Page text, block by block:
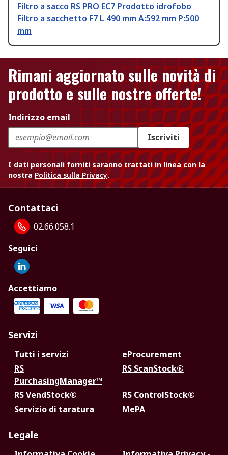
Filtro a sacco RS PRO EC7 Prodotto idrofobo
Filtro a sacchetto F7 L 490 mm A:592 mm P:500
mm
Rimani aggiornato sulle novità di
prodotto e sulle nostre offerte!
Indirizzo email
Iscriviti
I dati personali forniti saranno trattati in linea con la
nostra Politica sulla Privacy.
Contattaci
02.66.058.1
Seguici
Accettiamo
Servizi
Tutti i servizi
eProcurement
RS
PurchasingManager™
RS ScanStock®
RS VendStock®
RS ControlStock®
Servizio di taratura
MePA
Legale